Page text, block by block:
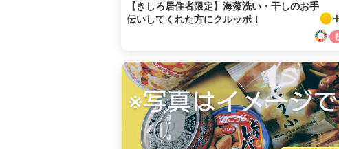
【きしろ居住者限定】海藻洗い・干しのお手
伝いしてくれた方にクルッポ！